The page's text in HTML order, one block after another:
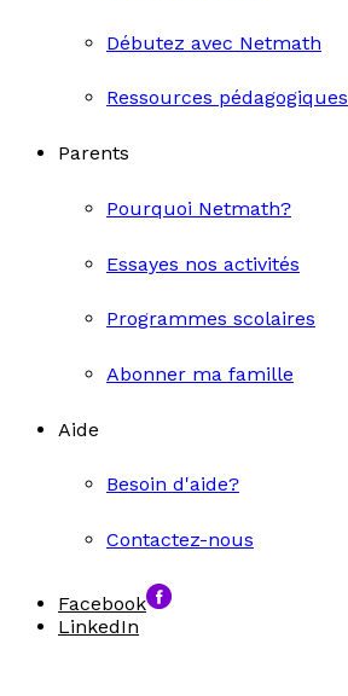
Débutez avec Netmath
Ressources pédagogiques
Parents
Pourquoi Netmath?
Essayes nos activités
Programmes scolaires
Abonner ma famille
Aide
Besoin d'aide?
Contactez-nous
Facebook
LinkedIn